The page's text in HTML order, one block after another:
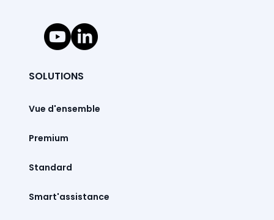
SOLUTIONS
Vue d'ensemble
Premium
Standard
Smart'assistance